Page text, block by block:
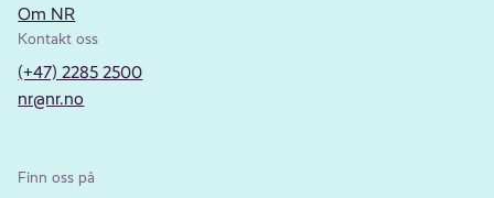
Om NR
Kontakt oss
(+47) 2285 2500
nr@nr.no
Finn oss på